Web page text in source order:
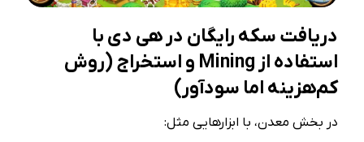
دریافت سکه رایگان در هی دی با
استفاده از Mining و استخراج (روش
کم‌هزینه اما سودآور)
در بخش معدن، با ابزارهایی مثل: